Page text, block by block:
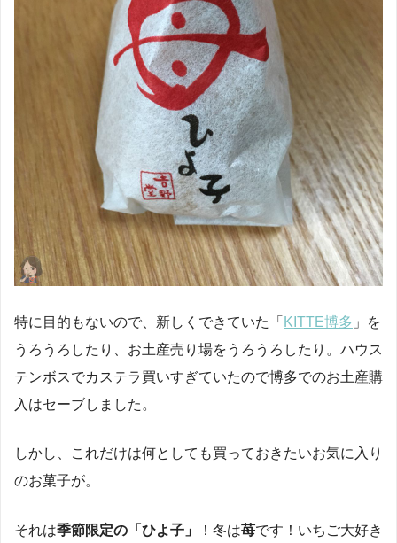
特に目的もないので、新しくできていた「KITTE博多 」を
うろうろしたり、お土産売り場をうろうろしたり。ハウス
テンボスでカステラ買いすぎていたので博多でのお土産購
入はセーブしました。
しかし、これだけは何としても買っておきたいお気に入り
のお菓子が。
それは季節限定の「ひよ子」 ！冬は苺です！いちご大好き